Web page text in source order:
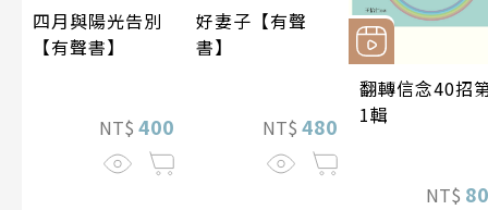
四月與陽光告別
【有聲書】
NT$ 400
好妻子【有聲
書】
NT$ 480
翻轉信念40招
1輯
NT$